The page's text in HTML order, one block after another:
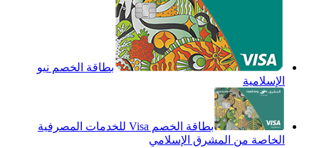
بطاقة الخصم نيو
الإسلامية
بطاقة الخصم Visa للخدمات المصرفية
الخاصة من المشرق الإسلامي